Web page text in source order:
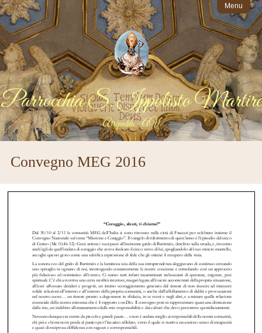
Menu
Parrocchia S. Ippolisto Martire
Atripalda - AV
Convegno MEG 2016